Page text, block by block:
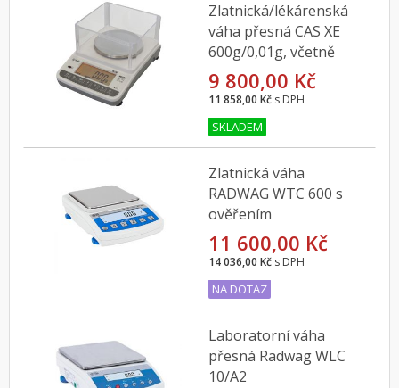
Zlatnická/lékárenská
váha přesná CAS XE
600g/0,01g, včetně
ověření
9 800,00 Kč
11 858,00 Kč s DPH
SKLADEM
Zlatnická váha
RADWAG WTC 600 s
ověřením
11 600,00 Kč
14 036,00 Kč s DPH
NA DOTAZ
Laboratorní váha
přesná Radwag WLC
10/A2